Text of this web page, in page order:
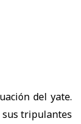
del yate.
tripulantes